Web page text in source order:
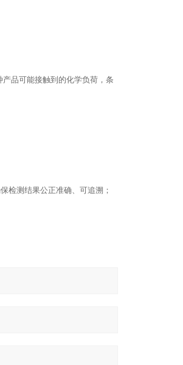
品可能接触到的化学负荷，条
检测结果公正准确、可追溯；